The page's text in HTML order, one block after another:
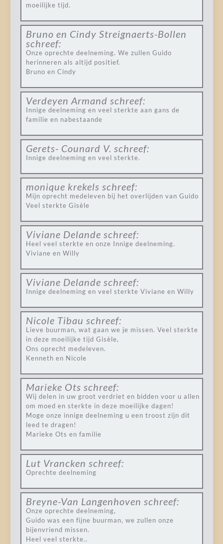
moeilijke tijd.
Bruno en Cindy Streignaerts-Bollen
schreef:
Onze oprechte deelneming. We zullen Guido
herinneren als altijd positief.
Bruno en Cindy
Verdeyen Armand schreef:
Innige deelneming en veel sterkte aan gans de
familie en nabestaande
Gerets- Counard V. schreef:
Innige deelneming en veel sterkte.
monique krekels schreef:
Mijn oprecht medeleven bij het overlijden van Guido
Veel sterkte Gisèle
Viviane Delande schreef:
Heel veel sterkte en onze Innige deelneming.
Viviane en Willy
Viviane Delande schreef:
Innige deelneming en veel sterkte Viviane en Willy
Nicole Tibau schreef:
Lieve buurman, wat gaan we je missen. Veel sterkte
in deze moeilijke tijd Gisèle,
Ons oprecht medeleven.
Kenneth en Nicole
Marieke Ots schreef:
Wij delen in uw groot verdriet en bidden voor u allen
om moed en sterkte in deze moeilijke dagen!
Moge onze innige deelneming u een troost zijn dit
leed te dragen!
Marieke Ots en familie
Lut Vrancken schreef:
Oprechte deelneming
Breyne-Van Langenhoven schreef:
Onze oprechte deelneming,
Guido was een fijne buurman, we zullen onze
bijenvriend missen.
Heel veel sterkte..